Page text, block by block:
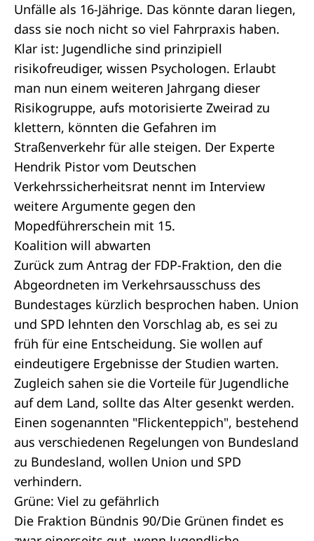
Unfälle als 16-Jährige. Das könnte daran liegen,
dass sie noch nicht so viel Fahrpraxis haben.
Klar ist: Jugendliche sind prinzipiell
risikofreudiger, wissen Psychologen. Erlaubt
man nun einem weiteren Jahrgang dieser
Risikogruppe, aufs motorisierte Zweirad zu
klettern, könnten die Gefahren im
Straßenverkehr für alle steigen. Der Experte
Hendrik Pistor vom Deutschen
Verkehrssicherheitsrat nennt im Interview
weitere Argumente gegen den
Mopedführerschein mit 15.
Koalition will abwarten
Zurück zum Antrag der FDP-Fraktion, den die
Abgeordneten im Verkehrsausschuss des
Bundestages kürzlich besprochen haben. Union
und SPD lehnten den Vorschlag ab, es sei zu
früh für eine Entscheidung. Sie wollen auf
eindeutigere Ergebnisse der Studien warten.
Zugleich sahen sie die Vorteile für Jugendliche
auf dem Land, sollte das Alter gesenkt werden.
Einen sogenannten "Flickenteppich", bestehend
aus verschiedenen Regelungen von Bundesland
zu Bundesland, wollen Union und SPD
verhindern.
Grüne: Viel zu gefährlich
Die Fraktion Bündnis 90/Die Grünen findet es